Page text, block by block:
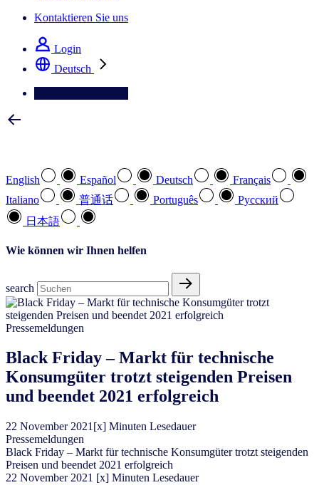
Kontaktieren Sie uns
Login
Deutsch
English Español Deutsch
Français
Italiano
普通话 Português
Pусский
日本語
Wie können wir Ihnen helfen
search
Pressemeldungen
Black Friday – Markt für technische
Konsumgüter trotzt steigenden Preisen
und beendet 2021 erfolgreich
22 November 2021 [x] Minuten Lesedauer
Pressemeldungen
Black Friday – Markt für technische Konsumgüter trotzt steigenden
Preisen und beendet 2021 erfolgreich
22 November 2021 [x] Minuten Lesedauer